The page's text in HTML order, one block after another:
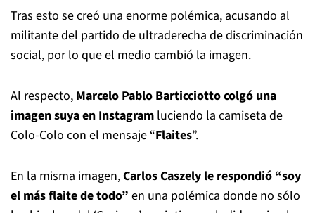
Tras esto se creó una enorme polémica, acusando al
militante del partido de ultraderecha de discriminación
social, por lo que el medio cambió la imagen.
Al respecto, Marcelo Pablo Barticciotto colgó una
imagen suya en Instagram luciendo la camiseta de
Colo-Colo con el mensaje “Flaites”.
En la misma imagen,Carlos Caszely le respondió “soy
el más flaite de todo” en una polémica donde no sólo